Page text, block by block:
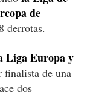
de
derrotas.
Liga Europa y
finalista de una
dos